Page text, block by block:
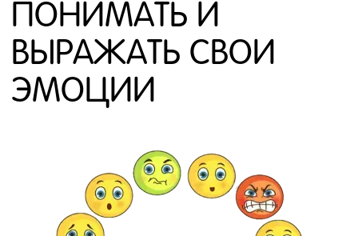
ПОНИМАТЬ И
ВЫРАЖАТЬ СВОИ
ЭМОЦИИ